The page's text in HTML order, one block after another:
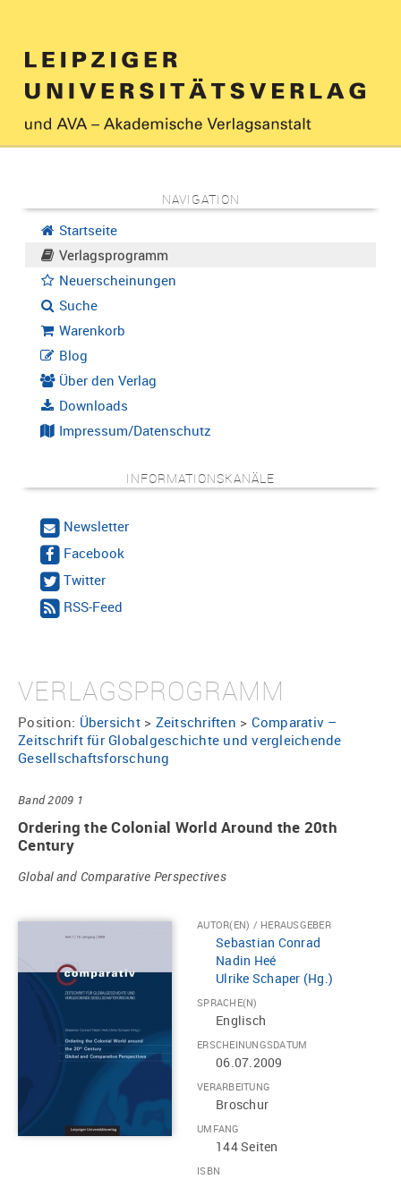
NAVIGATION
Startseite
Verlagsprogramm
Neuerscheinungen
Suche
Warenkorb
Blog
Über den Verlag
Downloads
Impressum/Datenschutz
INFORMATIONSKANÄLE
Newsletter
Facebook
Twitter
RSS-Feed
VERLAGSPROGRAMM
Position: Übersicht> Zeitschriften > Comparativ –
Zeitschrift für Globalgeschichte und vergleichende
Gesellschaftsforschung
Band 2009 1
Ordering the Colonial World Around the 20th
Century
Global and Comparative Perspectives
AUTOR(EN) / HERAUSGEBER
Sebastian Conrad
Nadin Heé
Ulrike Schaper (Hg.)
SPRACHE(N)
Englisch
ERSCHEINUNGSDATUM
06.07.2009
VERARBEITUNG
Broschur
UMFANG
144 Seiten
ISBN